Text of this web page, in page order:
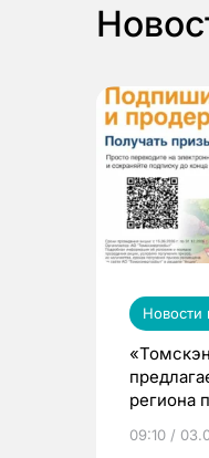
Новости
региона
выиграть
09:10 /